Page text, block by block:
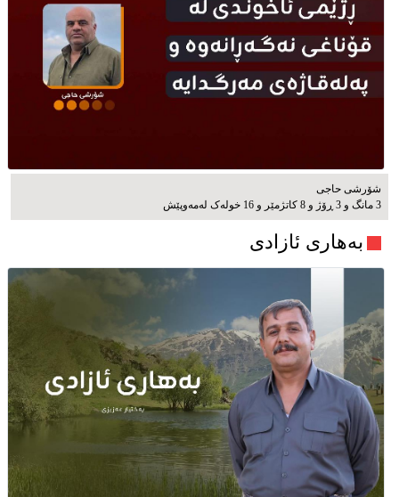
شۆرشی حاجی
3 مانگ و 3 ڕۆژ و 8 کاتژمێر و 16 خوله‌ک له‌مه‌وپێش‌
بەهاری ئازادی